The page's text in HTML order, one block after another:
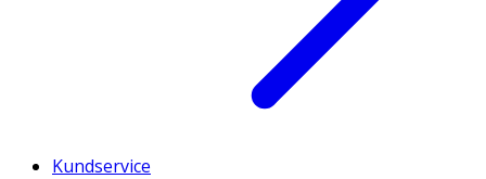
Kundservice